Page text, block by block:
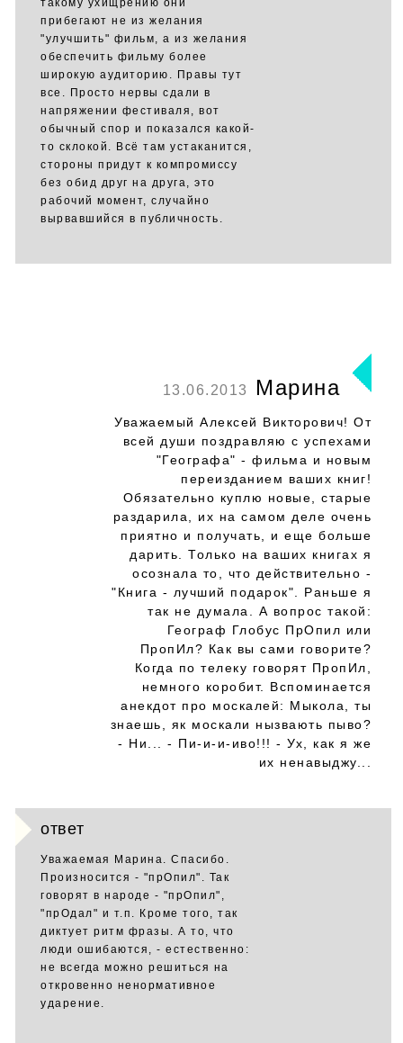
такому ухищрению они
прибегают не из желания
"улучшить" фильм, а из желания
обеспечить фильму более
широкую аудиторию. Правы тут
все. Просто нервы сдали в
напряжении фестиваля, вот
обычный спор и показался какой-
то склокой. Всё там устаканится,
стороны придут к компромиссу
без обид друг на друга, это
рабочий момент, случайно
вырвавшийся в публичность.
13.06.2013 Марина
Уважаемый Алексей Викторович! От
всей души поздравляю с успехами
"Географа" - фильма и новым
переизданием ваших книг!
Обязательно куплю новые, старые
раздарила, их на самом деле очень
приятно и получать, и еще больше
дарить. Только на ваших книгах я
осознала то, что действительно -
"Книга - лучший подарок". Раньше я
так не думала. А вопрос такой:
Географ Глобус ПрОпил или
ПропИл? Как вы сами говорите?
Когда по телеку говорят ПропИл,
немного коробит. Вспоминается
анекдот про москалей: Мыкола, ты
знаешь, як москали нызвають пыво?
- Ни... - Пи-и-и-иво!!! - Ух, как я же
их ненавыджу...
ответ
Уважаемая Марина. Спасибо.
Произносится - "прОпил". Так
говорят в народе - "прОпил",
"прОдал" и т.п. Кроме того, так
диктует ритм фразы. А то, что
люди ошибаются, - естественно:
не всегда можно решиться на
откровенно ненормативное
ударение.